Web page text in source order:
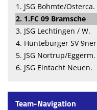
1. JSG Bohmte/Osterca.
2. 1.FC 09 Bramsche
3. JSG Lechtingen / W.
4. Hunteburger SV 9ner
5. JSG Nortrup/Eggerm.
6. JSG Eintacht Neuen.
Team-Navigation